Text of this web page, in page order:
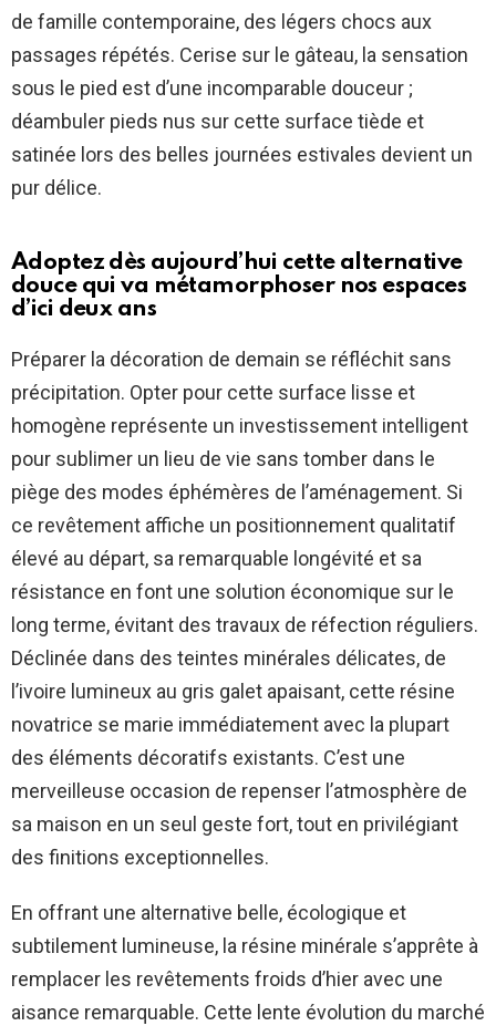
de famille contemporaine, des légers chocs aux
passages répétés. Cerise sur le gâteau, la sensation
sous le pied est d’une incomparable douceur ;
déambuler pieds nus sur cette surface tiède et
satinée lors des belles journées estivales devient un
pur délice.
Adoptez dès aujourd’hui cette alternative
douce qui va métamorphoser nos espaces
d’ici deux ans
Préparer la décoration de demain se réfléchit sans
précipitation. Opter pour cette surface lisse et
homogène représente un investissement intelligent
pour sublimer un lieu de vie sans tomber dans le
piège des modes éphémères de l’aménagement. Si
ce revêtement affiche un positionnement qualitatif
élevé au départ, sa remarquable longévité et sa
résistance en font une solution économique sur le
long terme, évitant des travaux de réfection réguliers.
Déclinée dans des teintes minérales délicates, de
l’ivoire lumineux au gris galet apaisant, cette résine
novatrice se marie immédiatement avec la plupart
des éléments décoratifs existants. C’est une
merveilleuse occasion de repenser l’atmosphère de
sa maison en un seul geste fort, tout en privilégiant
des finitions exceptionnelles.
En offrant une alternative belle, écologique et
subtilement lumineuse, la résine minérale s’apprête à
remplacer les revêtements froids d’hier avec une
aisance remarquable. Cette lente évolution du marché